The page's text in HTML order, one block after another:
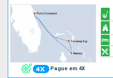
Pague em 4X